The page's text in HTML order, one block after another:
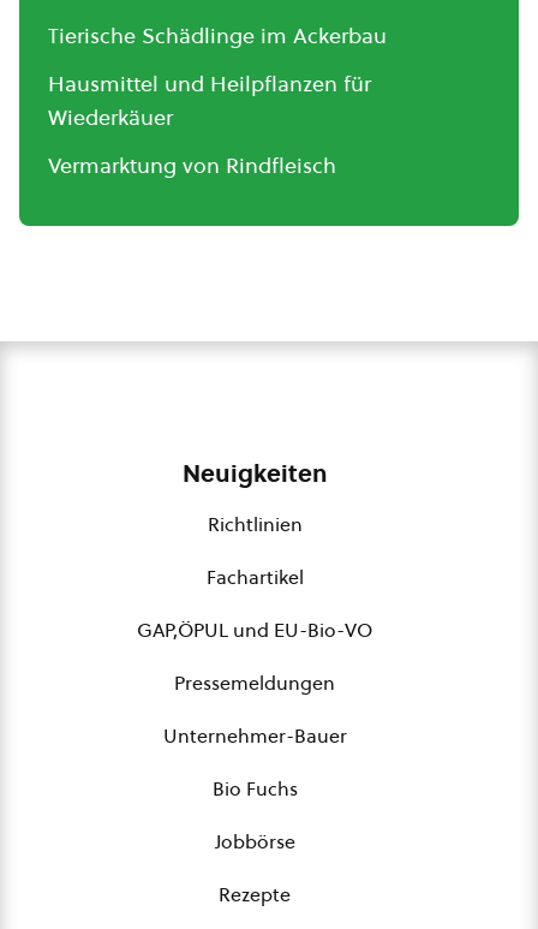
Tierische Schädlinge im Ackerbau
Hausmittel und Heilpflanzen für
Wiederkäuer
Vermarktung von Rindfleisch
Neuigkeiten
Richtlinien
Fachartikel
GAP,ÖPUL und EU-Bio-VO
Pressemeldungen
Unternehmer-Bauer
Bio Fuchs
Jobbörse
Rezepte